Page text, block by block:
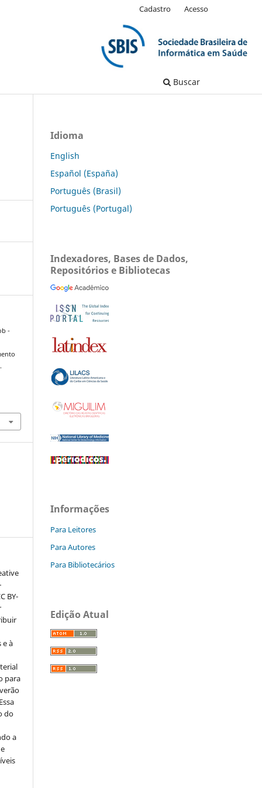
Buscar
Cadastro Acesso
-
BY-
e à
para
do
a
Idioma
English
Español (España)
Português (Brasil)
Português (Portugal)
Indexadores, Bases de Dados,
Repositórios e Bibliotecas
Informações
Para Leitores
Para Autores
Para Bibliotecários
Edição Atual